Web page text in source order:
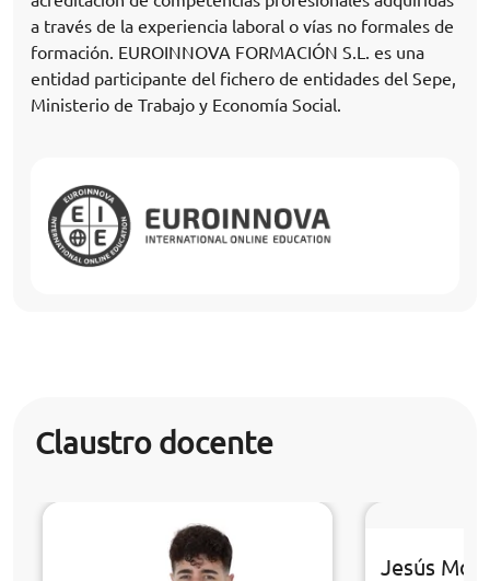
a través de la experiencia laboral o vías no formales de
formación. EUROINNOVA FORMACIÓN S.L. es una
entidad participante del fichero de entidades del Sepe,
Ministerio de Trabajo y Economía Social.
Claustro docente
Jesús